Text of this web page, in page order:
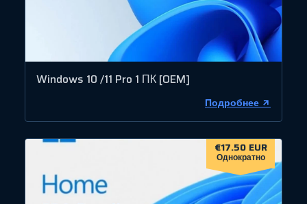
Windows 10 /11 Pro 1 ПК [OEM]
Подробнее
€17.50 EUR
Однократно